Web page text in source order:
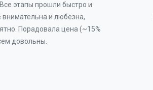
этапы прошли быстро и
и любезна,
Порадовала цена (~15%
довольны.